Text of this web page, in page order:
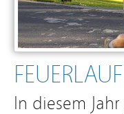
In diesem